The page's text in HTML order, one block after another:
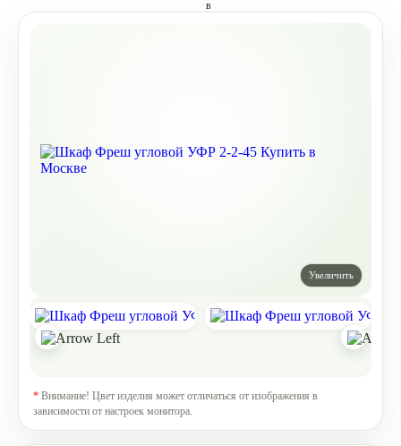
* Внимание! Цвет изделия может отличаться от изображения в
зависимости от настроек монитора.